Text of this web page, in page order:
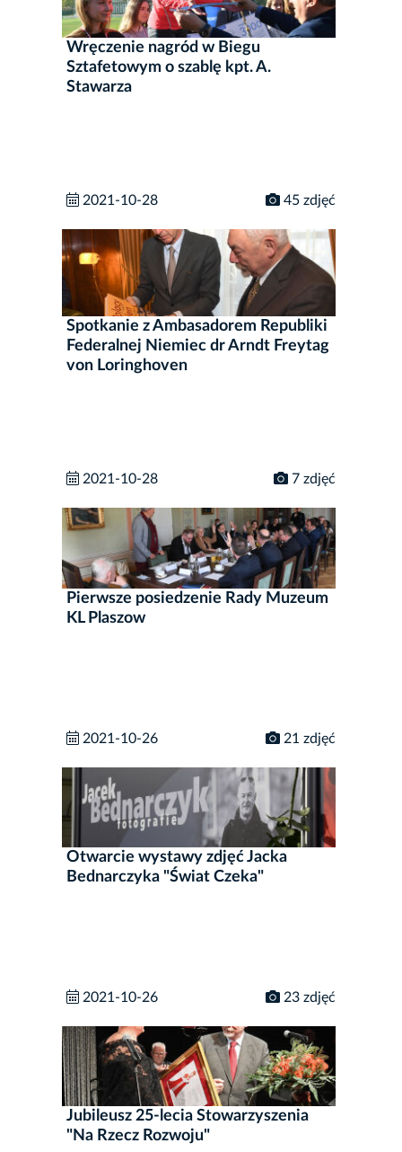
Wręczenie nagród w Biegu
Sztafetowym o szablę kpt. A.
Stawarza
2021-10-28 45 zdjęć
Spotkanie z Ambasadorem Republiki
Federalnej Niemiec dr Arndt Freytag
von Loringhoven
2021-10-28 7 zdjęć
Pierwsze posiedzenie Rady Muzeum
KL Plaszow
2021-10-26 21 zdjęć
Otwarcie wystawy zdjęć Jacka
Bednarczyka "Świat Czeka"
2021-10-26 23 zdjęć
Jubileusz 25-lecia Stowarzyszenia
"Na Rzecz Rozwoju"